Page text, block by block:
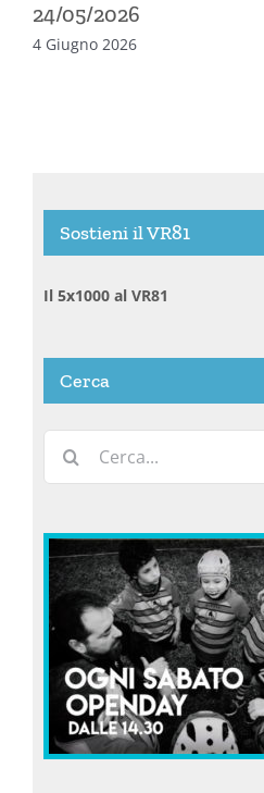
24/05/2026
4 Giugno 2026
Sostieni il VR81
Il 5x1000 al VR81
Cerca
per: